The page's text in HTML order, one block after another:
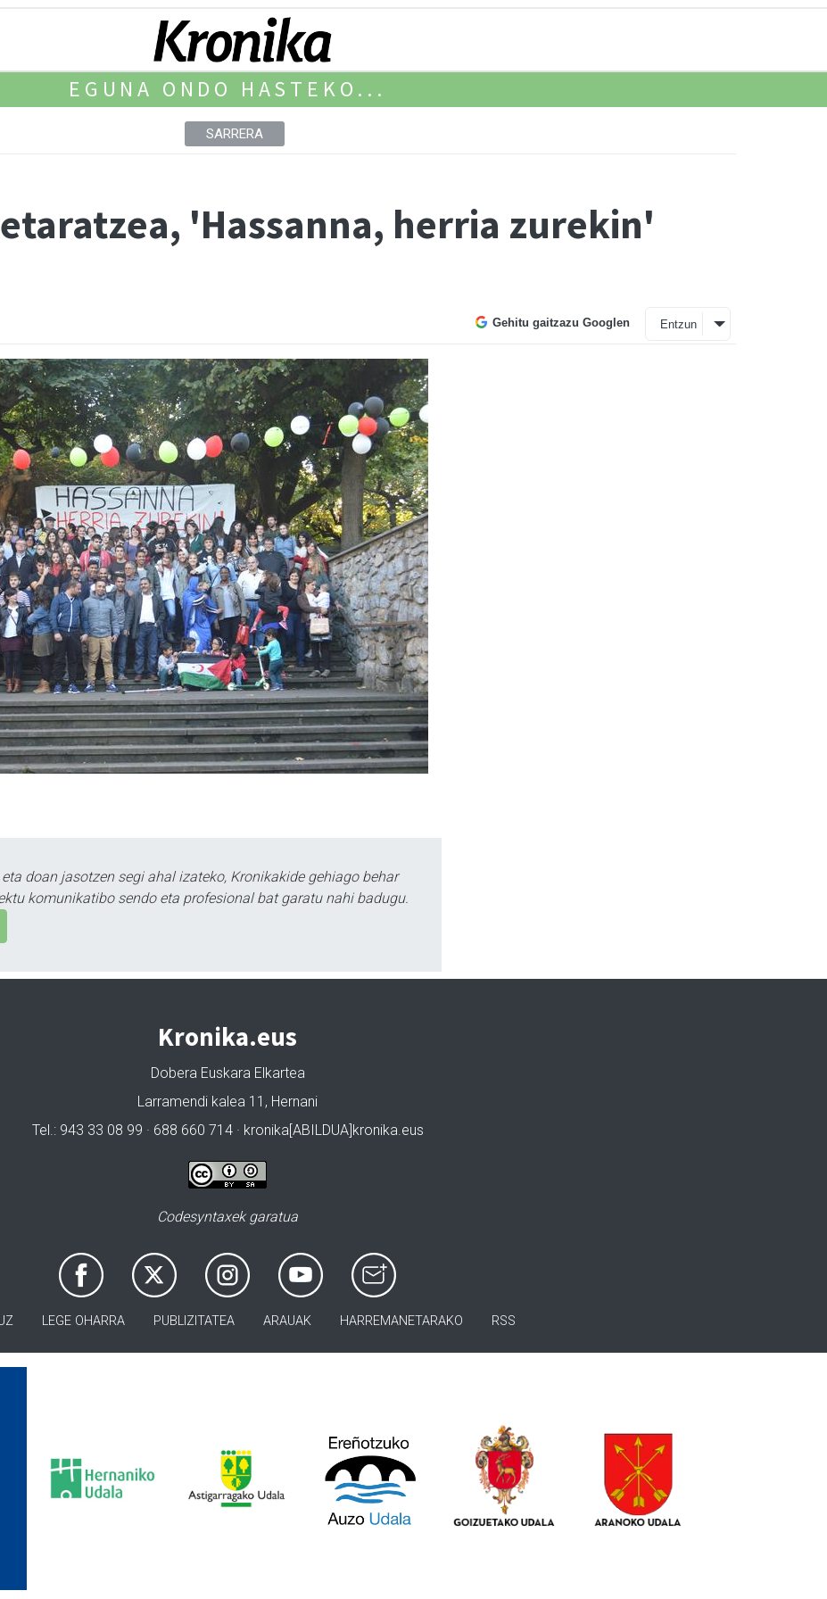
EGUNA ONDO HASTEKO...
SARRERA
'Hassanna, herria zurekin'
Gehitu gaitzazu Googlen Entzun
doan jasotzen segi ahal izateko, Kronikakide gehiago behar
komunikatibo sendo eta profesional bat garatu nahi badugu.
Kronika.eus
Dobera Euskara Elkartea
Larramendi kalea 11, Hernani
Tel.: 943 33 08 99 · 688 660 714 · kronika[ABILDUA]kronika.eus
Codesyntaxek garatua
LEGE OHARRA PUBLIZITATEA ARAUAK HARREMANETARAKO RSS